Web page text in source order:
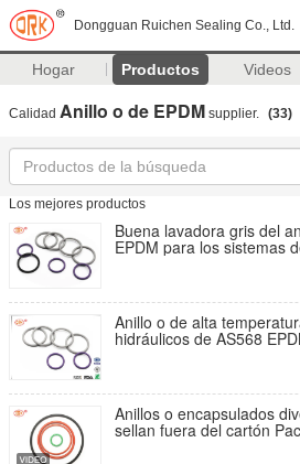
Dongguan Ruichen Sealing Co., Ltd.
Hogar Productos Videos
Calidad Anillo o de EPDM supplier. (33)
Los mejores productos
Buena lavadora gris del
EPDM para los sistemas
Anillo o de alta
hidráulicos de AS568
Anillos o encapsulados
sellan fuera del cartón